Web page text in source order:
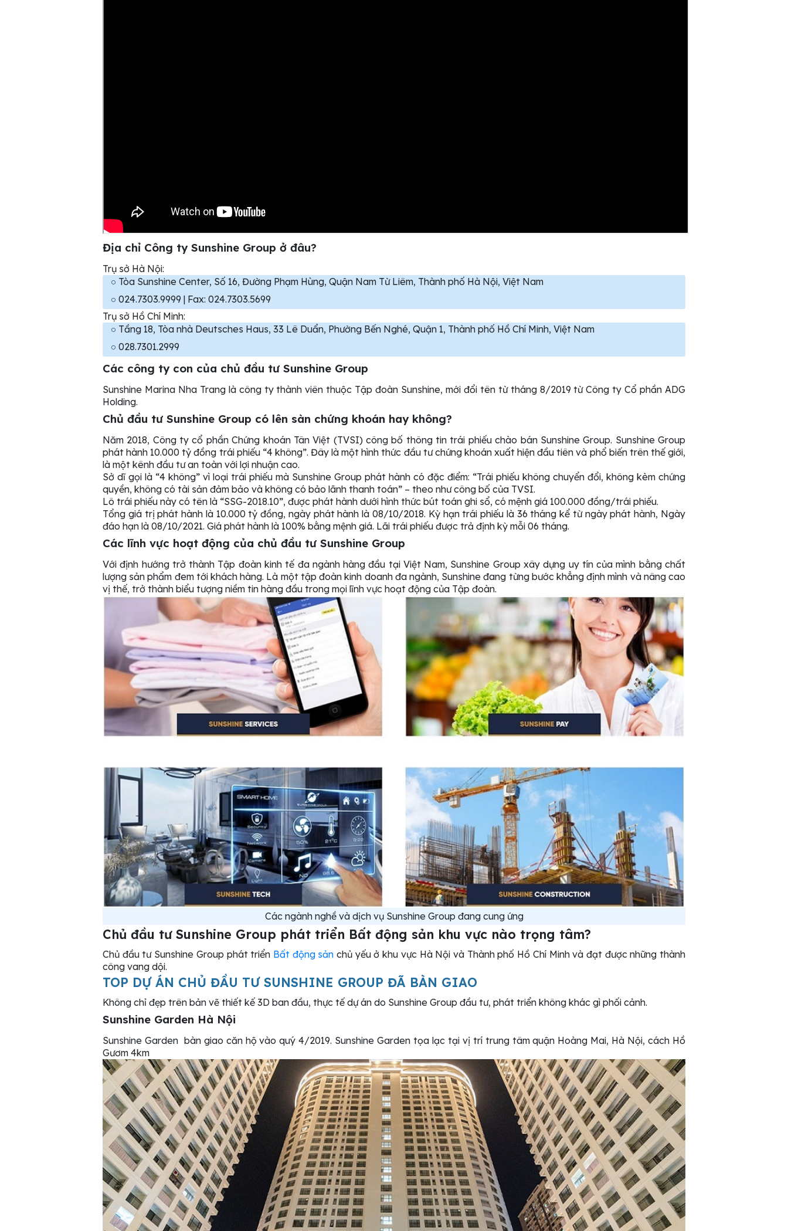
Địa chỉ Công ty Sunshine Group ở đâu?
Trụ sở Hà Nội:
Tòa Sunshine Center, Số 16, Đường Phạm Hùng, Quận Nam Từ Liêm, Thành phố Hà Nội, Việt Nam
024.7303.9999 | Fax: 024.7303.5699
Trụ sở Hồ Chí Minh:
Tầng 18, Tòa nhà Deutsches Haus, 33 Lê Duẩn, Phường Bến Nghé, Quận 1, Thành phố Hồ Chí Minh, Việt Nam
028.7301.2999
Các công ty con của chủ đầu tư Sunshine Group
Sunshine Marina Nha Trang là công ty thành viên thuộc Tập đoàn Sunshine, mới đổi tên từ tháng 8/2019 từ Công ty Cổ phần ADG
Holding.
Chủ đầu tư Sunshine Group có lên sàn chứng khoán hay không?
Năm 2018, Công ty cổ phần Chứng khoán Tân Việt (TVSI) công bố thông tin trái phiếu chào bán Sunshine Group. Sunshine Group
phát hành 10.000 tỷ đồng trái phiếu “4 không”. Đây là một hình thức đầu tư chứng khoán xuất hiện đầu tiên và phổ biến trên thế giới,
là một kênh đầu tư an toàn với lợi nhuận cao.
Sở dĩ gọi là “4 không” vì loại trái phiếu mà Sunshine Group phát hành có đặc điểm: “Trái phiếu không chuyển đổi, không kèm chứng
quyền, không có tài sản đảm bảo và không có bảo lãnh thanh toán” – theo như công bố của TVSI.
Lô trái phiếu này có tên là “SSG-2018.10”, được phát hành dưới hình thức bút toán ghi sổ, có mệnh giá 100.000 đồng/trái phiếu.
Tổng giá trị phát hành là 10.000 tỷ đồng, ngày phát hành là 08/10/2018. Kỳ hạn trái phiếu là 36 tháng kể từ ngày phát hành, Ngày
đáo hạn là 08/10/2021. Giá phát hành là 100% bằng mệnh giá. Lãi trái phiếu được trả định kỳ mỗi 06 tháng.
Các lĩnh vực hoạt động của chủ đầu tư Sunshine Group
Với định hướng trở thành Tập đoàn kinh tế đa ngành hàng đầu tại Việt Nam, Sunshine Group xây dựng uy tín của mình bằng chất
lượng sản phẩm đem tới khách hàng. Là một tập đoàn kinh doanh đa ngành, Sunshine đang từng bước khẳng định mình và nâng cao
vị thế, trở thành biểu tượng niềm tin hàng đầu trong mọi lĩnh vực hoạt động của Tập đoàn.
Các ngành nghề và dịch vụ Sunshine Group đang cung ứng
Chủ đầu tư Sunshine Group phát triển Bất động sản khu vực nào trọng tâm?
Chủ đầu tư Sunshine Group phát triển Bất động sản chủ yếu ở khu vực Hà Nội và Thành phố Hồ Chí Minh và đạt được những thành
công vang dội.
TOP DỰ ÁN CHỦ ĐẦU TƯ SUNSHINE GROUP ĐÃ BÀN GIAO
Không chỉ đẹp trên bản vẽ thiết kế 3D ban đầu, thực tế dự án do Sunshine Group đầu tư, phát triển không khác gì phối cảnh.
Sunshine Garden Hà Nội
Sunshine Garden bàn giao căn hộ vào quý 4/2019. Sunshine Garden tọa lạc tại vị trí trung tâm quận Hoàng Mai, Hà Nội, cách Hồ
Gươm 4km